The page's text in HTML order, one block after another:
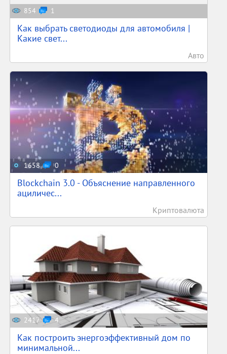
854 1
Как выбрать светодиоды для автомобиля |
Какие свет...
Авто
1658 0
Blockchain 3.0 - Объяснение направленного
ациличес...
Криптовалюта
2417 4
Как построить энергоэффективный дом по
минимальной...